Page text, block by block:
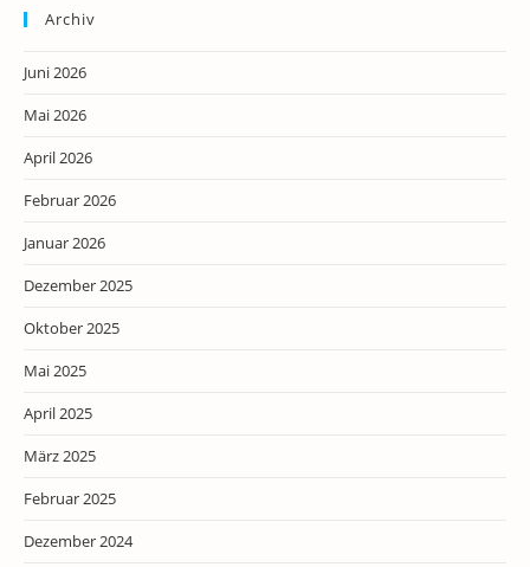
Archiv
Juni 2026
Mai 2026
April 2026
Februar 2026
Januar 2026
Dezember 2025
Oktober 2025
Mai 2025
April 2025
März 2025
Februar 2025
Dezember 2024